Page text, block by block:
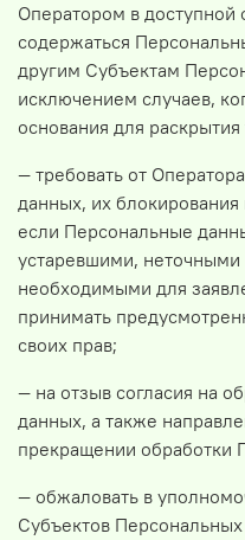
Оператором в
содержаться
другим Субъектам
исключением случаев,
основания для
— требовать от
данных, их
если Персональные
устаревшими, неточными
необходимыми для
принимать
своих прав;
— на отзыв согласия на
данных, а также
прекращении обработки
— обжаловать в
Субъектов